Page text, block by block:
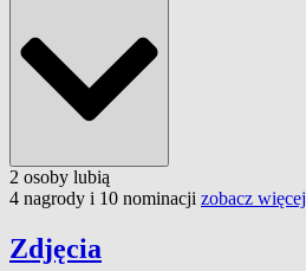
2 osoby lubią
4 nagrody i 10 nominacji zobacz więcej
Zdjęcia